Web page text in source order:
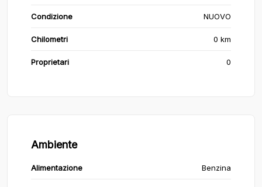
Condizione NUOVO
Chilometri 0 km
Proprietari 0
Ambiente
Alimentazione Benzina